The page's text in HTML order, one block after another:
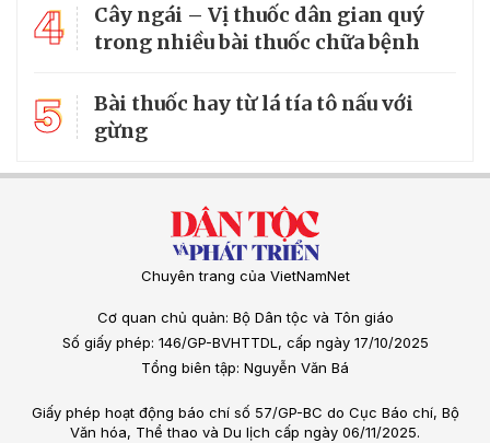
4
Cây ngái – Vị thuốc dân gian quý
trong nhiều bài thuốc chữa bệnh
5
Bài thuốc hay từ lá tía tô nấu với
gừng
Chuyên trang của VietNamNet
Cơ quan chủ quản: Bộ Dân tộc và Tôn giáo
Số giấy phép: 146/GP-BVHTTDL, cấp ngày 17/10/2025
Tổng biên tập: Nguyễn Văn Bá
Giấy phép hoạt động báo chí số 57/GP-BC do Cục Báo chí, Bộ
Văn hóa, Thể thao và Du lịch cấp ngày 06/11/2025.